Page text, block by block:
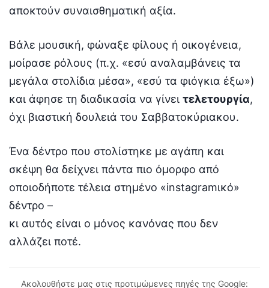
αποκτούν συναισθηματική αξία.
Βάλε μουσική, φώναξε φίλους ή οικογένεια,
μοίρασε ρόλους (π.χ. «εσύ αναλαμβάνεις τα
μεγάλα στολίδια μέσα», «εσύ τα φιόγκια έξω»)
και άφησε τη διαδικασία να γίνει τελετουργία,
όχι βιαστική δουλειά του Σαββατοκύριακου.
Ένα δέντρο που στολίστηκε με αγάπη και
σκέψη θα δείχνει πάντα πιο όμορφο από
οποιοδήποτε τέλεια στημένο «instagramικό»
δέντρο –
κι αυτός είναι ο μόνος κανόνας που δεν
αλλάζει ποτέ.
Ακολουθήστε μας στις προτιμώμενες πηγές της Google: